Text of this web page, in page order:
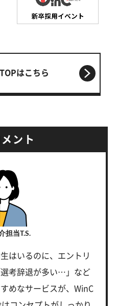
はこちら
ント
はいるのに、エントリ
考辞退が多い…」など
めなサービスが、WinC
担当T.S.